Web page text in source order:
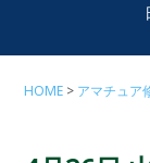
HOME アマチュア